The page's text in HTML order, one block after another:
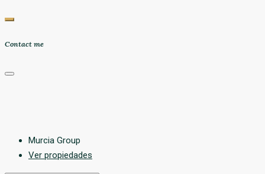
Contact me
Murcia Group
Ver propiedades